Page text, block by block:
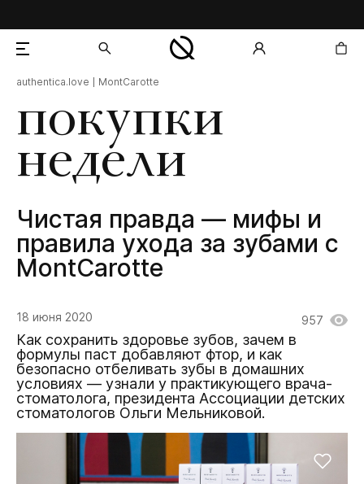
покупки
недели
Чистая правда — мифы и
правила ухода за зубами с
MontCarotte
authentica.love MontCarotte
18 июня 2020 957
Как сохранить здоровье зубов, зачем в
формулы паст добавляют фтор, и как
безопасно отбеливать зубы в домашних
условиях — узнали у практикующего врача-
стоматолога, президента Ассоциации детских
стоматологов Ольги Мельниковой.